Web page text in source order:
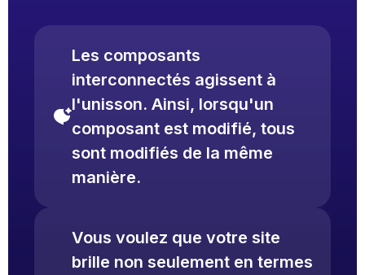
Les composants
interconnectés agissent à
l'unisson. Ainsi, lorsqu'un
composant est modifié, tous
sont modifiés de la même
manière.
Vous voulez que votre site
brille non seulement en termes